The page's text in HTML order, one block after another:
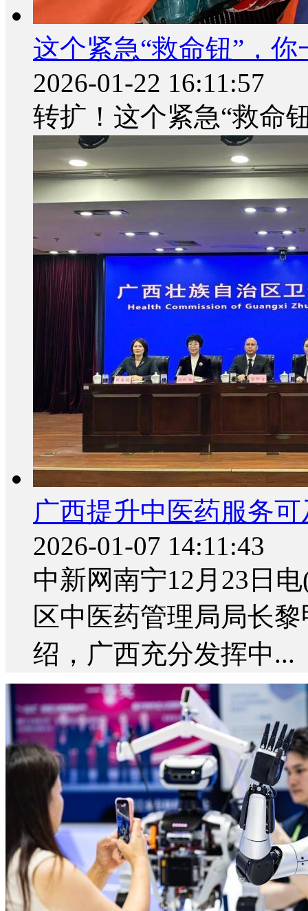
这个紧急“救命钮”，
2026-01-22 16:11:57
转扩！这个紧急“救命
广西提升中医药服务
2026-01-07 14:11:43
中新网南宁12月23日
区中医药管理局局长
绍，广西充分发挥中...